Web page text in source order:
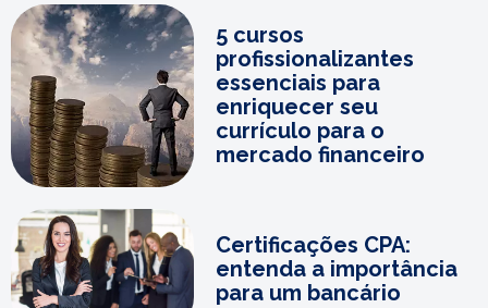
5 cursos
profissionalizantes
essenciais para
enriquecer seu
currículo para o
mercado financeiro
Certificações CPA:
entenda a importância
para um bancário